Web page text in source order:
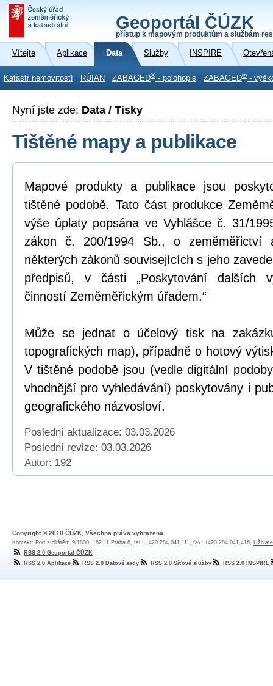
Geoportál ČÚZK
přístup k mapovým produktům a službám
Vítejte Aplikace Data Služby INSPIRE
Katastr nemovitostí RÚIAN ZABAGED® - polohopis ZABAGED® -
Nyní jste zde: Data / Tisky
Tištěné mapy a publikace
Mapové produkty a publikace jsou
tištěné podobě. Tato část produkce
výše úplaty popsána ve Vyhlášce č. 31/
zákon č. 200/1994 Sb., o
některých zákonů souvisejících s jeho
předpisů, v části „Poskytování dalších
činností Zeměměřickým úřadem.“
Může se jednat o účelový tisk na
topografických map), případně o hotový
V tištěné podobě jsou (vedle digitální
vhodnější pro vyhledávání) poskytovány i
geografického názvosloví.
Poslední aktualizace: 03.03.2026
Poslední revize: 03.03.2026
Autor: 192
Copyright © 2010 ČÚZK, Všechna práva vyhrazena
Kontakt: Pod sídlištěm 9/1800, 182 11 Praha 8, tel.: +420 284 041 111, fax: +420 284 041 416,
RSS 2.0 Geoportál ČÚZK
RSS 2.0 Aplikace
RSS 2.0 Datové sady RSS 2.0 Síťové služby RSS 2.0 INSPIRE